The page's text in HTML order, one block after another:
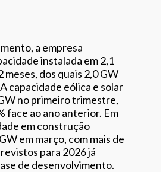
a empresa
instalada em 2,1
meses, dos quais 2,0 GW
capacidade eólica e solar
no primeiro trimestre,
face ao ano anterior. Em
em construção
em março, com mais de
para 2026 já
de desenvolvimento.